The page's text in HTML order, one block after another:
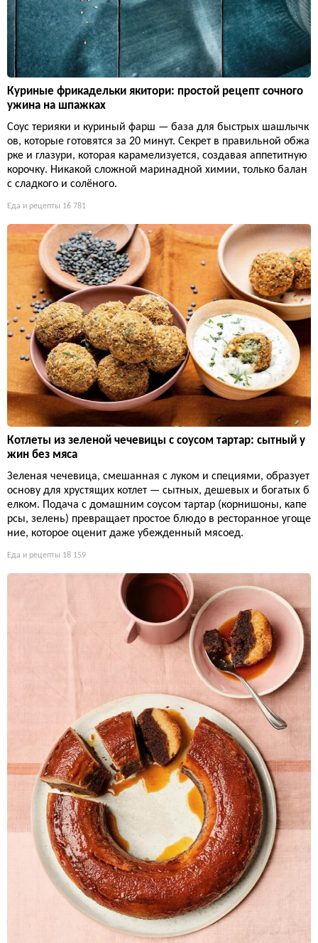
Куриные фрикадельки якитори: простой рецепт сочного
ужина на шпажках
Соус терияки и куриный фарш — база для быстрых шашлычк
ов, которые готовятся за 20 минут. Секрет в правильной обжа
рке и глазури, которая карамелизуется, создавая аппетитную
корочку. Никакой сложной маринадной химии, только балан
с сладкого и солёного.
Еда и рецепты 16 781
Котлеты из зеленой чечевицы с соусом тартар: сытный у
жин без мяса
Зеленая чечевица, смешанная с луком и специями, образует
основу для хрустящих котлет — сытных, дешевых и богатых б
елком. Подача с домашним соусом тартар (корнишоны, капе
рсы, зелень) превращает простое блюдо в ресторанное угоще
ние, которое оценит даже убежденный мясоед.
Еда и рецепты 18 159